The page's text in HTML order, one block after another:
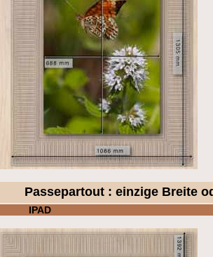
Passepartout : einzige Breite
IPAD